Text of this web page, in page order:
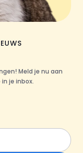
Meld je nu aan
je inbox.